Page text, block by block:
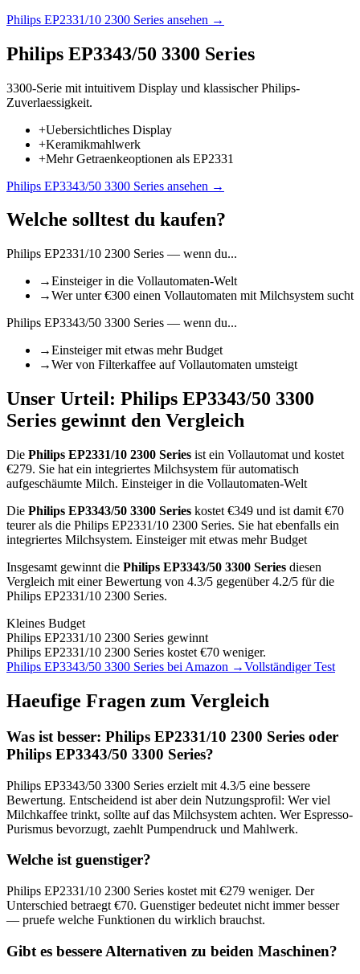
Philips EP2331/10 2300 Series ansehen →
Philips EP3343/50 3300 Series
3300-Serie mit intuitivem Display und klassischer Philips-
Zuverlaessigkeit.
+Uebersichtliches Display
+Keramikmahlwerk
+Mehr Getraenkeoptionen als EP2331
Philips EP3343/50 3300 Series ansehen →
Welche solltest du kaufen?
Philips EP2331/10 2300 Series — wenn du...
→Einsteiger in die Vollautomaten-Welt
→Wer unter €300 einen Vollautomaten mit Milchsystem sucht
Philips EP3343/50 3300 Series — wenn du...
→Einsteiger mit etwas mehr Budget
→Wer von Filterkaffee auf Vollautomaten umsteigt
Unser Urteil: Philips EP3343/50 3300
Series gewinnt den Vergleich
Die Philips EP2331/10 2300 Series ist ein Vollautomat und kostet
€279. Sie hat ein integriertes Milchsystem für automatisch
aufgeschäumte Milch. Einsteiger in die Vollautomaten-Welt
Die Philips EP3343/50 3300 Series kostet €349 und ist damit €70
teurer als die Philips EP2331/10 2300 Series. Sie hat ebenfalls ein
integriertes Milchsystem. Einsteiger mit etwas mehr Budget
Insgesamt gewinnt die Philips EP3343/50 3300 Series diesen
Vergleich mit einer Bewertung von 4.3/5 gegenüber4.2/5 für die
Philips EP2331/10 2300 Series.
Kleines Budget
Philips EP2331/10 2300 Series gewinnt
Philips EP2331/10 2300 Series kostet €70 weniger.
Philips EP3343/50 3300 Series bei Amazon →Vollständiger Test
Haeufige Fragen zum Vergleich
Was ist besser: Philips EP2331/10 2300 Series oder
Philips EP3343/50 3300 Series?
Philips EP3343/50 3300 Series erzielt mit 4.3/5 eine bessere
Bewertung. Entscheidend ist aber dein Nutzungsprofil: Wer viel
Milchkaffee trinkt, sollte auf das Milchsystem achten. Wer Espresso-
Purismus bevorzugt, zaehlt Pumpendruck und Mahlwerk.
Welche ist guenstiger?
Philips EP2331/10 2300 Series kostet mit €279 weniger. Der
Unterschied betraegt €70. Guenstiger bedeutet nicht immer besser
— pruefe welche Funktionen du wirklich brauchst.
Gibt es bessere Alternativen zu beiden Maschinen?